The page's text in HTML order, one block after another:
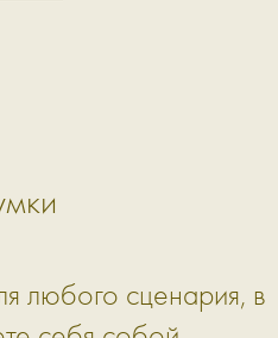
любого сценария, в